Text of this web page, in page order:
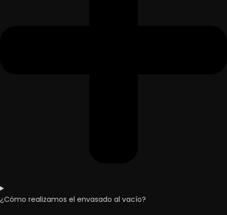
¿Cómo realizamos el envasado al vacío?